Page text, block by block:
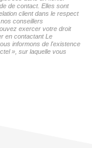
de contact. Elles sont
client dans le respect
conseillers
exercer votre droit
en contactant Le
informons de l'existence
», sur laquelle vous